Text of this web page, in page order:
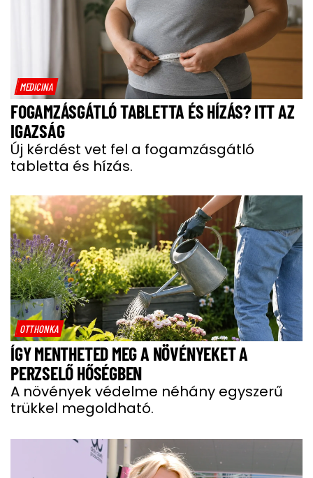
MEDICINA
FOGAMZÁSGÁTLÓ TABLETTA ÉS HÍZÁS? ITT AZ
IGAZSÁG
Új kérdést vet fel a fogamzásgátló
tabletta és hízás.
OTTHONKA
ÍGY MENTHETED MEG A NÖVÉNYEKET A
PERZSELŐ HŐSÉGBEN
A növények védelme néhány egyszerű
trükkel megoldható.